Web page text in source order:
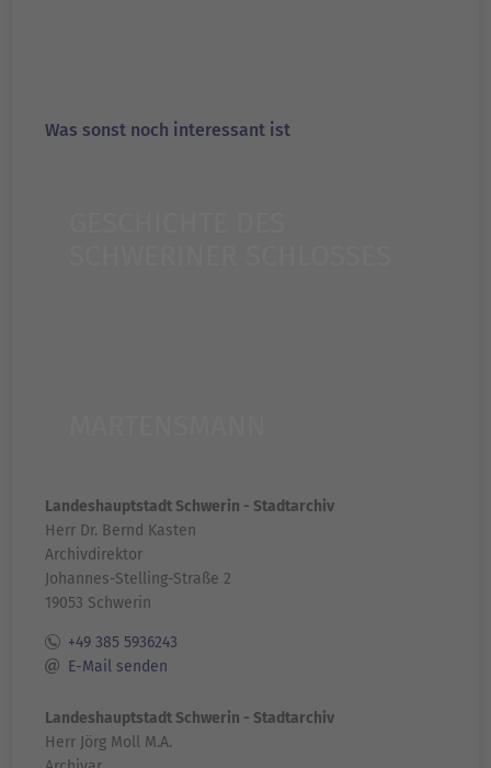
Was sonst noch interessant ist
Landeshauptstadt Schwerin - Stadtarchiv
Herr Dr. Bernd Kasten
Archivdirektor
Johannes-Stelling-Straße 2
19053 Schwerin
+49 385 5936243
E-Mail senden
Landeshauptstadt Schwerin - Stadtarchiv
Herr Jörg Moll M.A.